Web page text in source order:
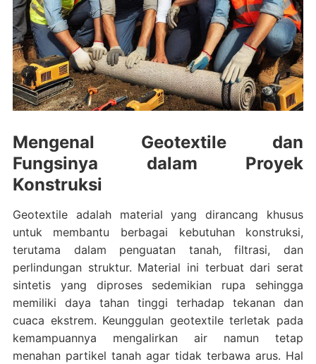
Mengenal Geotextile dan
Fungsinya dalam Proyek
Konstruksi
Geotextile adalah material yang dirancang khusus
untuk membantu berbagai kebutuhan konstruksi,
terutama dalam penguatan tanah, filtrasi, dan
perlindungan struktur. Material ini terbuat dari serat
sintetis yang diproses sedemikian rupa sehingga
memiliki daya tahan tinggi terhadap tekanan dan
cuaca ekstrem. Keunggulan geotextile terletak pada
kemampuannya mengalirkan air namun tetap
menahan partikel tanah agar tidak terbawa arus. Hal